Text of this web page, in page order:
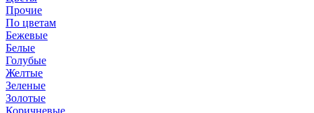
Прочие
По цветам
Бежевые
Белые
Голубые
Желтые
Зеленые
Золотые
Коричневые